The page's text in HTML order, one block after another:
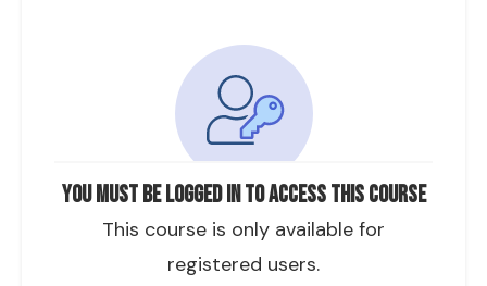
You must be logged in to access this course
This course is only available for
registered users.